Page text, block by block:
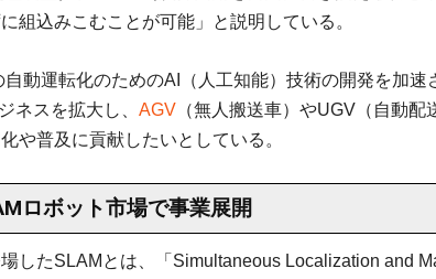
組込みこむことが可能」と説明している。
自動運転化のためのAI（人工知能）技術の開発を加速
ネスを拡大し、 AGV （無人搬送車）やUGV（自動配
や普及に貢献したいとしている。
ロボット市場で事業展開
したSLAMとは、「Simultaneous Localization and